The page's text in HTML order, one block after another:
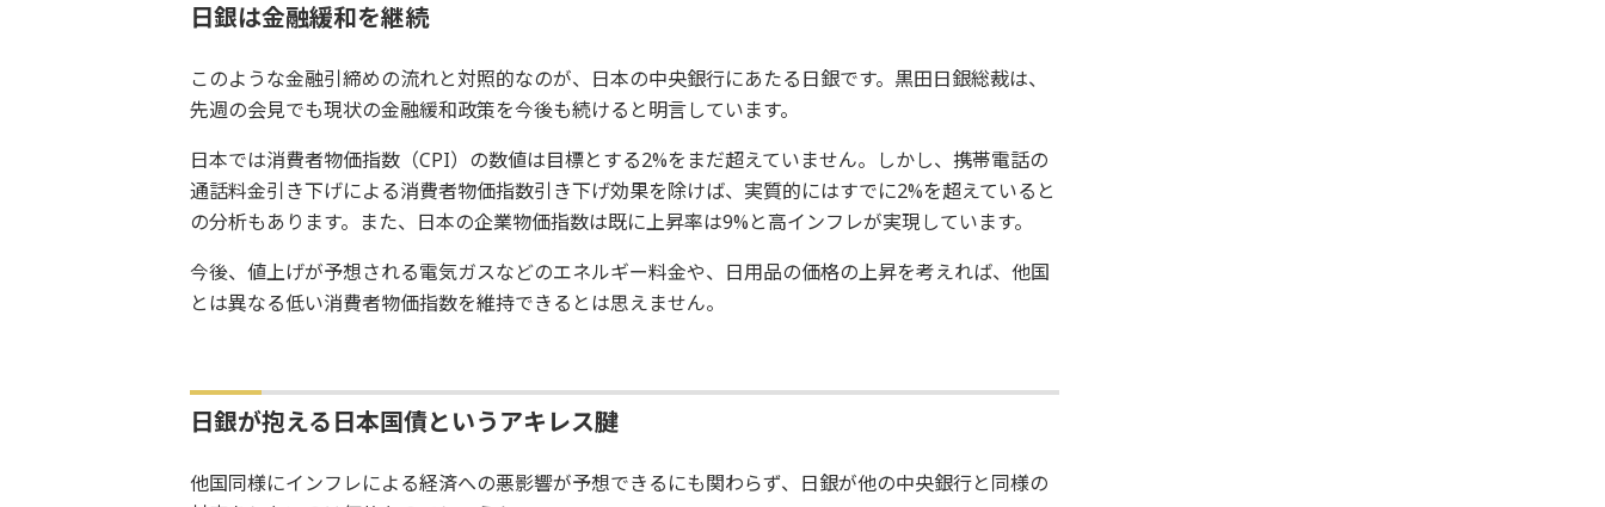
日銀は金融緩和を継続
このような金融引締めの流れと対照的なのが、日本の中央銀行にあたる日銀です。黒田日銀総裁は、
先週の会見でも現状の金融緩和政策を今後も続けると明言しています。
日本では消費者物価指数（CPI）の数値は目標とする2%をまだ超えていません。しかし、携帯電話の
通話料金引き下げによる消費者物価指数引き下げ効果を除けば、実質的にはすでに2%を超えていると
の分析もあります。また、日本の企業物価指数は既に上昇率は9%と高インフレが実現しています。
今後、値上げが予想される電気ガスなどのエネルギー料金や、日用品の価格の上昇を考えれば、他国
とは異なる低い消費者物価指数を維持できるとは思えません。
日銀が抱える日本国債というアキレス腱
他国同様にインフレによる経済への悪影響が予想できるにも関わらず、日銀が他の中央銀行と同様の